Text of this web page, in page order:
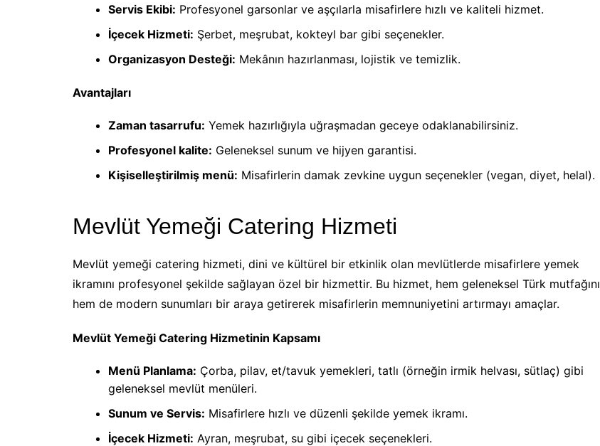
Servis Ekibi: Profesyonel garsonlar ve aşçılarla misafirlere hızlı ve kaliteli hizmet.
İçecek Hizmeti: Şerbet, meşrubat, kokteyl bar gibi seçenekler.
Organizasyon Desteği: Mekânın hazırlanması, lojistik ve temizlik.
Avantajları
Zaman tasarrufu: Yemek hazırlığıyla uğraşmadan geceye odaklanabilirsiniz.
Profesyonel kalite: Geleneksel sunum ve hijyen garantisi.
Kişiselleştirilmiş menü: Misafirlerin damak zevkine uygun seçenekler (vegan, diyet, helal).
Mevlüt Yemeği Catering Hizmeti
Mevlüt yemeği catering hizmeti, dini ve kültürel bir etkinlik olan mevlütlerde misafirlere yemek
ikramını profesyonel şekilde sağlayan özel bir hizmettir. Bu hizmet, hem geleneksel Türk mutfağını
hem de modern sunumları bir araya getirerek misafirlerin memnuniyetini artırmayı amaçlar.
Mevlüt Yemeği Catering Hizmetinin Kapsamı
Menü Planlama: Çorba, pilav, et/tavuk yemekleri, tatlı (örneğin irmik helvası, sütlaç) gibi
geleneksel mevlüt menüleri.
Sunum ve Servis: Misafirlere hızlı ve düzenli şekilde yemek ikramı.
İçecek Hizmeti: Ayran, meşrubat, su gibi içecek seçenekleri.